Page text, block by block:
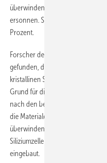
überwinden, haben Berliner
ersonnen. Sie versprechen sich
Prozent.
Forscher des Helmholtz-
gefunden, die natürliche Grenze
kristallinen Siliziumsolarzelle von
Grund für dieses sogenannte
nach den beiden Forschern, die
die Materialeigenschaften des
überwinden, haben die Berliner
Siliziumzelle eine organische
eingebaut.